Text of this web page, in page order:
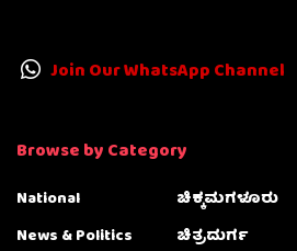
Join Our WhatsApp Channel
Browse by Category
National
News & Politics
ಚಿಕ್ಕಮಗಳೂರು
ಚಿತ್ರದುರ್ಗ